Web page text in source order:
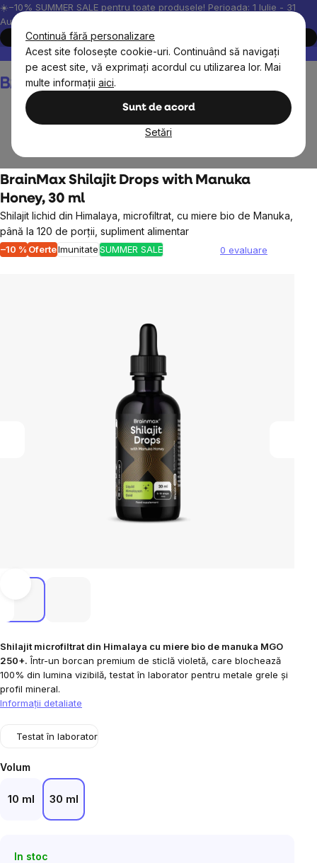
Continuă fără personalizare
Acest site folosește cookie-uri. Continuând să navigați
pe acest site, vă exprimați acordul cu utilizarea lor. Mai
multe informații aici.
Sunt de acord
Setări
Treci
la
conținut
☀️−10% SUMMER SALE pentru toate produsele! Perioada: 1 Iulie - 31
August, 2026.
Cumpără acum
Peste 200.000 de recenzii verificate
Produsele noastre sunt
Coş
de
BrainMax Shilajit Drops with Manuka
Honey, 30 ml
Shilajit lichid din Himalaya, microfiltrat, cu miere bio de Manuka,
până la 120 de porții, supliment alimentar
–10 % OferteImunitateSUMMER SALE 0 evaluare
Shilajit microfiltrat din Himalaya cu miere bio de manuka MGO
250+. Într-un borcan premium de sticlă violetă, care blochează
100% din lumina vizibilă, testat în laborator pentru metale grele și
profil mineral.
Informaţii detaliate
Testat în laborator
Volum
10 ml 30 ml
In stoc